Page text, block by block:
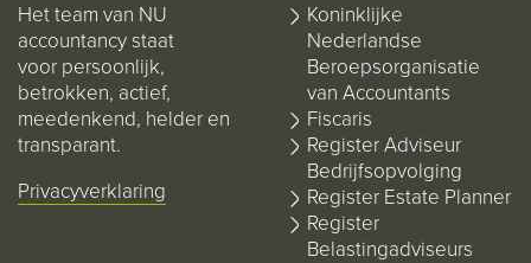
Het team van NU
accountancy staat
voor persoonlijk,
betrokken, actief,
meedenkend, helder en
transparant.
Privacyverklaring
Koninklijke
Nederlandse
Beroepsorganisatie
van Accountants
Fiscaris
Register Adviseur
Bedrijfsopvolging
Register Estate Planner
Register
Belastingadviseurs